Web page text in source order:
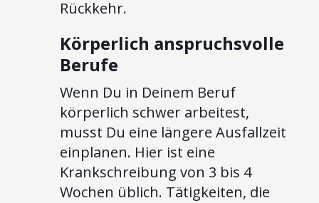
Rückkehr.
Körperlich anspruchsvolle
Berufe
Wenn Du in Deinem Beruf
körperlich schwer arbeitest,
musst Du eine längere Ausfallzeit
einplanen. Hier ist eine
Krankschreibung von 3 bis 4
Wochen üblich. Tätigkeiten, die